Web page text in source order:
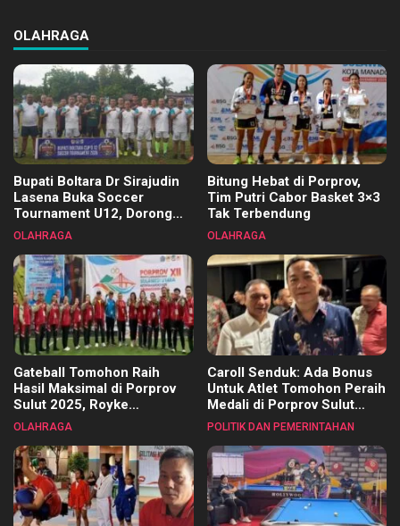
OLAHRAGA
Bupati Boltara Dr Sirajudin
Lasena Buka Soccer
Tournament U12, Dorong
Pembinaan Merata di Setiap
OLAHRAGA
Bitung Hebat di Porprov,
Tim Putri Cabor Basket 3×3
Tak Terbendung
OLAHRAGA
Gateball Tomohon Raih
Hasil Maksimal di Porprov
Sulut 2025, Royke
Tangkawarouw Ucapkan
OLAHRAGA
Caroll Senduk: Ada Bonus
Untuk Atlet Tomohon Peraih
Medali di Porprov Sulut
2025
POLITIK DAN PEMERINTAHAN